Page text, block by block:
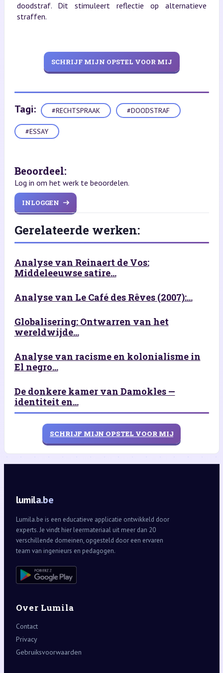
doodstraf. Dit stimuleert reflectie op alternatieve
straffen.
SCHRIJF MIJN OPSTEL VOOR MIJ
Tagi: #RECHTSPRAAK #DOODSTRAF
#ESSAY
Beoordeel:
Log in om het werk te beoordelen.
INLOGGEN
Gerelateerde werken:
Analyse van Reinaert de Vos:
Middeleeuwse satire...
Analyse van Le Café des Rêves (2007):...
Globalisering: Ontwarren van het
wereldwijde...
Analyse van racisme en kolonialisme in
El negro...
De donkere kamer van Damokles —
identiteit en...
SCHRIJF MIJN OPSTEL VOOR MIJ
lumila.be
Lumila.be is een educatieve applicatie ontwikkeld door
experts. Je vindt hier leermateriaal uit meer dan 20
verschillende domeinen, opgesteld door een ervaren
team van ingenieurs en pedagogen.
Over Lumila
Contact
Privacy
Gebruiksvoorwaarden